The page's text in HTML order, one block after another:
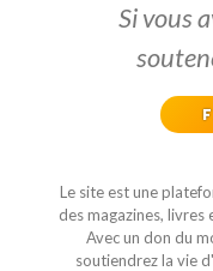
Si vous
Le site est une
des magazines,
Avec un don du
soutiendrez la vie